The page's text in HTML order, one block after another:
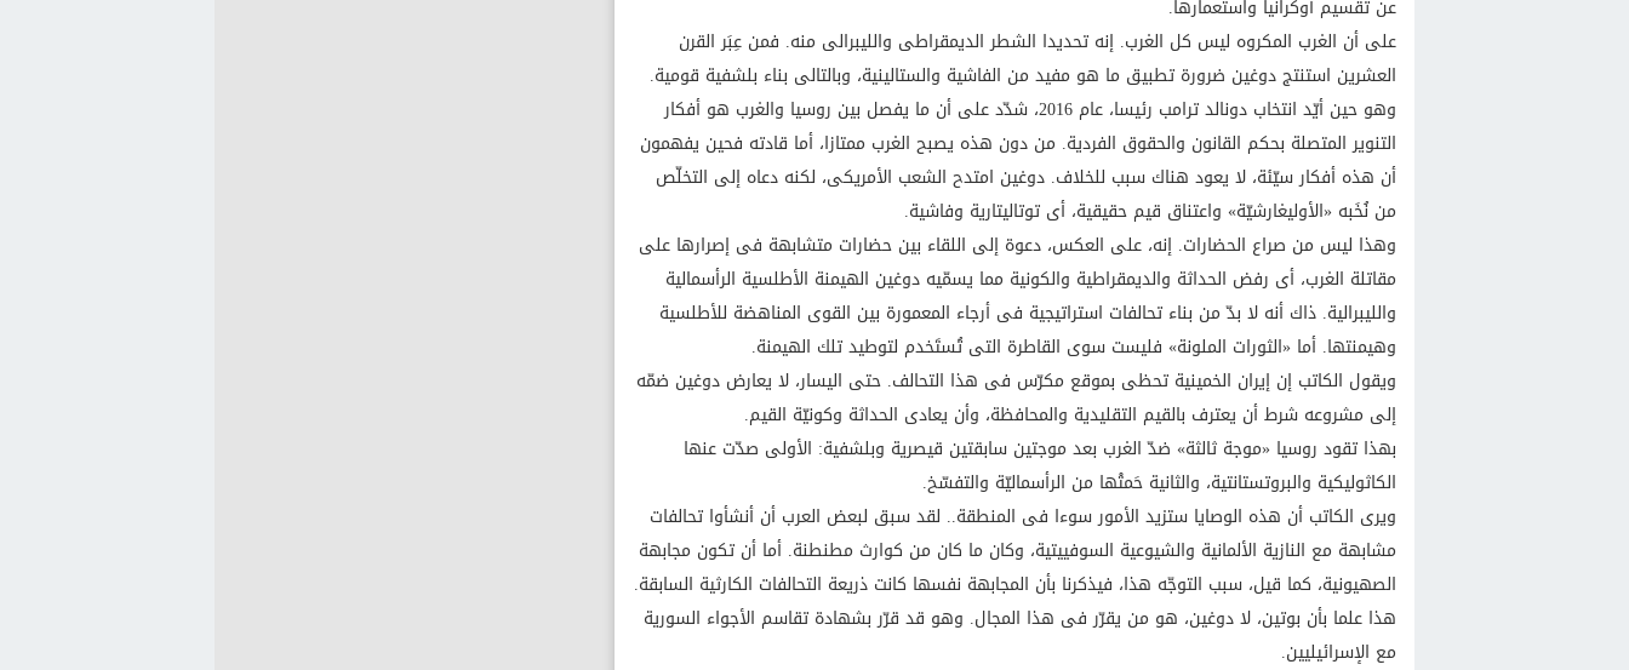
عن تقسيم أوكرانيا واستعمارها.
على أن الغرب المكروه ليس كل الغرب. إنه تحديدا الشطر الديمقراطى والليبرالى منه. فمن عِبَر القرن
العشرين استنتج دوغين ضرورة تطبيق ما هو مفيد من الفاشية والستالينية، وبالتالى بناء بلشفية قومية.
وهو حين أيّد انتخاب دونالد ترامب رئيسا، عام 2016، شدّد على أن ما يفصل بين روسيا والغرب هو أفكار
التنوير المتصلة بحكم القانون والحقوق الفردية. من دون هذه يصبح الغرب ممتازا، أما قادته فحين يفهمون
أن هذه أفكار سيّئة، لا يعود هناك سبب للخلاف. دوغين امتدح الشعب الأمريكى، لكنه دعاه إلى التخلّص
من نُخَبه «الأوليغارشيّة» واعتناق قيم حقيقية، أى توتاليتارية وفاشية.
وهذا ليس من صراع الحضارات. إنه، على العكس، دعوة إلى اللقاء بين حضارات متشابهة فى إصرارها على
مقاتلة الغرب، أى رفض الحداثة والديمقراطية والكونية مما يسمّيه دوغين الهيمنة الأطلسية الرأسمالية
والليبرالية. ذاك أنه لا بدّ من بناء تحالفات استراتيجية فى أرجاء المعمورة بين القوى المناهضة للأطلسية
وهيمنتها. أما «الثورات الملونة» فليست سوى القاطرة التى تُستَخدم لتوطيد تلك الهيمنة.
ويقول الكاتب إن إيران الخمينية تحظى بموقع مكرّس فى هذا التحالف. حتى اليسار، لا يعارض دوغين ضمّه
إلى مشروعه شرط أن يعترف بالقيم التقليدية والمحافظة، وأن يعادى الحداثة وكونيّة القيم.
بهذا تقود روسيا «موجة ثالثة» ضدّ الغرب بعد موجتين سابقتين قيصرية وبلشفية: الأولى صدّت عنها
الكاثوليكية والبروتستانتية، والثانية حَمتْها من الرأسماليّة والتفسّخ.
ويرى الكاتب أن هذه الوصايا ستزيد الأمور سوءا فى المنطقة.. لقد سبق لبعض العرب أن أنشأوا تحالفات
مشابهة مع النازية الألمانية والشيوعية السوفييتية، وكان ما كان من كوارث مطنطنة. أما أن تكون مجابهة
الصهيونية، كما قيل، سبب التوجّه هذا، فيذكرنا بأن المجابهة نفسها كانت ذريعة التحالفات الكارثية السابقة.
هذا علما بأن بوتين، لا دوغين، هو من يقرّر فى هذا المجال. وهو قد قرّر بشهادة تقاسم الأجواء السورية
مع الإسرائيليين.